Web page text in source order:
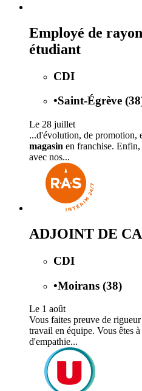
Employé de
étudiant
CDI
•Saint-Égrève
Le 28 juillet
...d'évolution, de promotion,
magasin en franchise. Enfin,
avec nos...
ADJOINT DE
CDI
•Moirans (38)
Le 1 août
Vous faites preuve de
travail en équipe. Vous êtes
d'empathie...